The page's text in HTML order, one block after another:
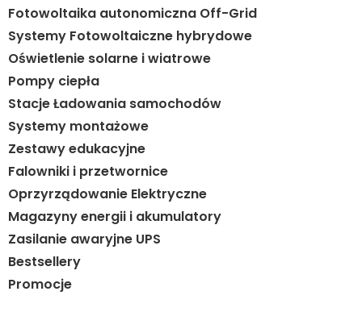
Fotowoltaika autonomiczna Off-Grid
Systemy Fotowoltaiczne hybrydowe
Oświetlenie solarne i wiatrowe
Pompy ciepła
Stacje Ładowania samochodów
Systemy montażowe
Zestawy edukacyjne
Falowniki i przetwornice
Oprzyrządowanie Elektryczne
Magazyny energii i akumulatory
Zasilanie awaryjne UPS
Bestsellery
Promocje